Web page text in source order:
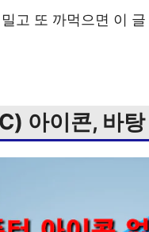
고 또 까먹으면 이
아이콘, 바